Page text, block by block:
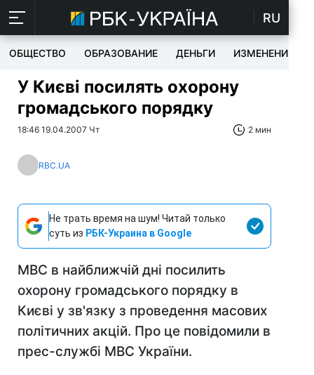
RU
ОБЩЕСТВО ОБРАЗОВАНИЕ ДЕНЬГИ ИЗМЕНЕНИЯ
У Києві посилять охорону
громадського порядку
18:46 19.04.2007 Чт 2 мин
RBC.UA
Не трать время на шум! Читай только
суть из РБК-Украина в Google
МВС в найближчій дні посилить
охорону громадського порядку в
Києві у зв'язку з проведення масових
політичних акцій. Про це повідомили в
прес-службі МВС України.